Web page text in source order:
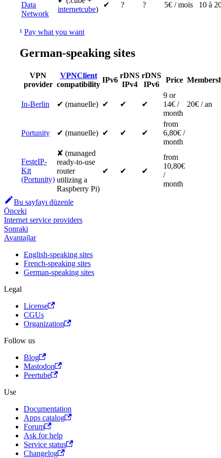
Data
Network
internetcube)
✔ ? ? 5€ / mois 10 à
¹ Pay what you want
German-speaking sites
VPN
provider
VPNClient
compatibility
IPv6
rDNS
IPv4
rDNS
IPv6
Price
In-Berlin ✔ (manuelle) ✔ ✔ ✔
9 or
14€ /
month
20€ / an
Portunity ✔ (manuelle) ✔ ✔ ✔
from
6,80€ /
month
FesteIP-
Kit
(Portunity)
✘ (managed
ready-to-use
router
utilizing a
Raspberry Pi)
✔ ✔ ✔
from
10,80€
/
month
Bu sayfayı düzenle
Önceki
Internet service providers
Sonraki
Avantajlar
English-speaking sites
French-speaking sites
German-speaking sites
Legal
License
CGUs
Organization
Follow us
Blog
Mastodon
Peertube
Use
Documentation
Apps catalog
Forum
Ask for help
Service status
Changelog